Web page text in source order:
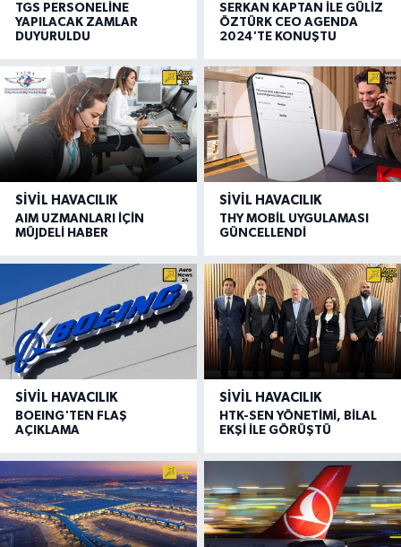
TGS PERSONELİNE
YAPILACAK ZAMLAR
DUYURULDU
SERKAN KAPTAN İLE GÜLİZ
ÖZTÜRK CEO AGENDA
2024'TE KONUŞTU
SIVIL HAVACILIK
AIM UZMANLARI İÇİN
MÜJDELİ HABER
SIVIL HAVACILIK
THY MOBİL UYGULAMASI
GÜNCELLENDİ
SIVIL HAVACILIK
BOEING'TEN FLAŞ
AÇIKLAMA
SIVIL HAVACILIK
HTK-SEN YÖNETİMİ, BİLAL
EKŞİ İLE GÖRÜŞTÜ